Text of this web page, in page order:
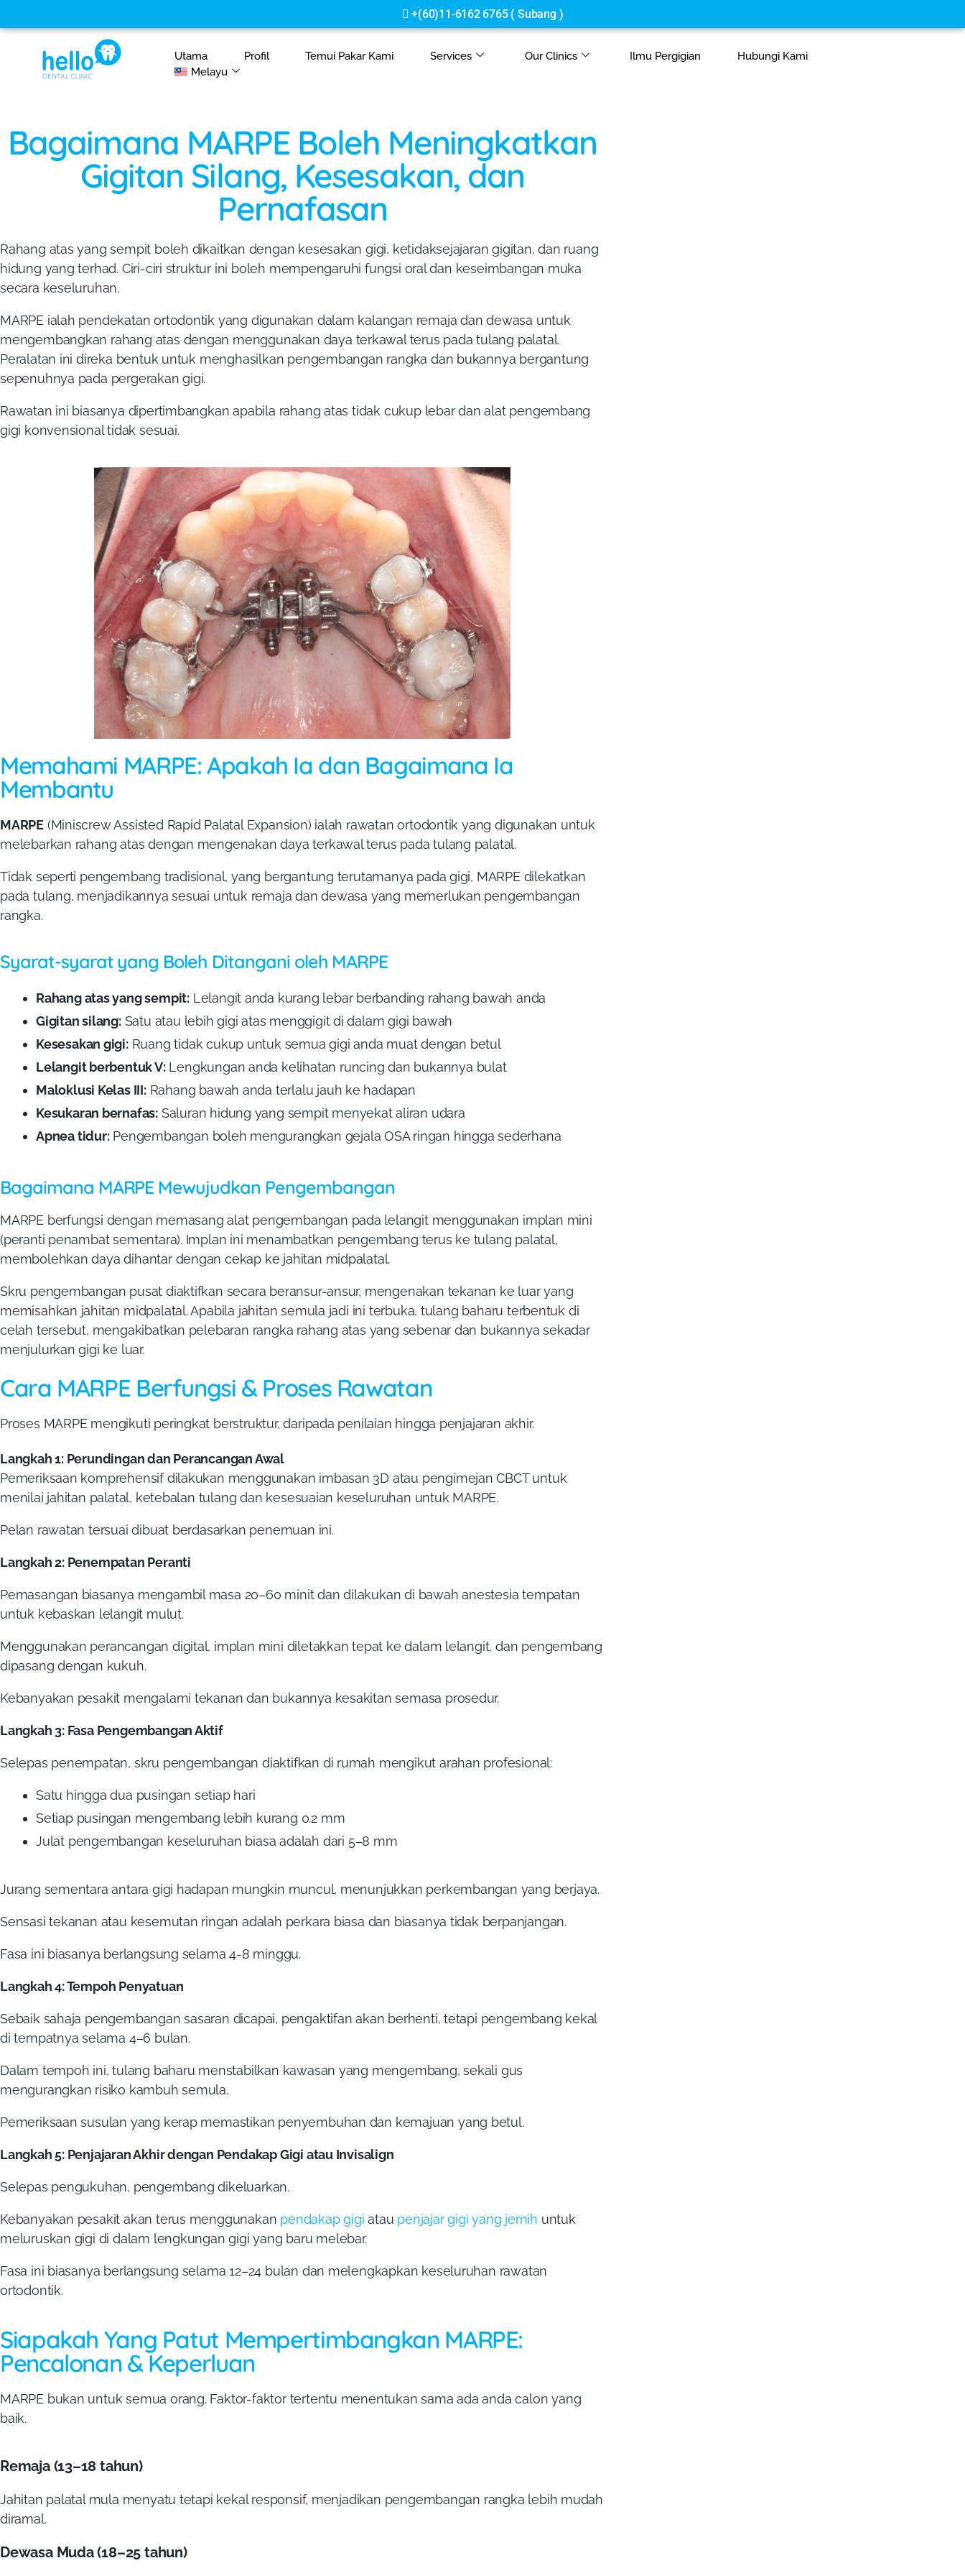
+(60)13-998 8806 ( Jalan Ipoh )
Utama Profil Temui Pakar Kami Services Our Clinics Ilmu Pergigian
Hubungi Kami
Melayu
Bagaimana MARPE Boleh Meningkatkan
Gigitan Silang, Kesesakan, dan
Pernafasan
Rahang atas yang sempit boleh dikaitkan dengan kesesakan gigi, ketidaksejajaran gigitan, dan ruang
hidung yang terhad. Ciri-ciri struktur ini boleh mempengaruhi fungsi oral dan keseimbangan muka
secara keseluruhan.
MARPE ialah pendekatan ortodontik yang digunakan dalam kalangan remaja dan dewasa untuk
mengembangkan rahang atas dengan menggunakan daya terkawal terus pada tulang palatal.
Peralatan ini direka bentuk untuk menghasilkan pengembangan rangka dan bukannya bergantung
sepenuhnya pada pergerakan gigi.
Rawatan ini biasanya dipertimbangkan apabila rahang atas tidak cukup lebar dan alat pengembang
gigi konvensional tidak sesuai.
Memahami MARPE: Apakah Ia dan Bagaimana Ia
Membantu
MARPE (Miniscrew Assisted Rapid Palatal Expansion) ialah rawatan ortodontik yang digunakan untuk
melebarkan rahang atas dengan mengenakan daya terkawal terus pada tulang palatal.
Tidak seperti pengembang tradisional, yang bergantung terutamanya pada gigi, MARPE dilekatkan
pada tulang, menjadikannya sesuai untuk remaja dan dewasa yang memerlukan pengembangan
rangka.
Syarat-syarat yang Boleh Ditangani oleh MARPE
Rahang atas yang sempit: Lelangit anda kurang lebar berbanding rahang bawah anda
Gigitan silang: Satu atau lebih gigi atas menggigit di dalam gigi bawah
Kesesakan gigi: Ruang tidak cukup untuk semua gigi anda muat dengan betul
Lelangit berbentuk V: Lengkungan anda kelihatan runcing dan bukannya bulat
Maloklusi Kelas III: Rahang bawah anda terlalu jauh ke hadapan
Kesukaran bernafas: Saluran hidung yang sempit menyekat aliran udara
Apnea tidur: Pengembangan boleh mengurangkan gejala OSA ringan hingga sederhana
Bagaimana MARPE Mewujudkan Pengembangan
MARPE berfungsi dengan memasang alat pengembangan pada lelangit menggunakan implan mini
(peranti penambat sementara). Implan ini menambatkan pengembang terus ke tulang palatal,
membolehkan daya dihantar dengan cekap ke jahitan midpalatal.
Skru pengembangan pusat diaktifkan secara beransur-ansur, mengenakan tekanan ke luar yang
memisahkan jahitan midpalatal. Apabila jahitan semula jadi ini terbuka, tulang baharu terbentuk di
celah tersebut, mengakibatkan pelebaran rangka rahang atas yang sebenar dan bukannya sekadar
menjulurkan gigi ke luar.
Cara MARPE Berfungsi & Proses Rawatan
Proses MARPE mengikuti peringkat berstruktur, daripada penilaian hingga penjajaran akhir.
Langkah 1: Perundingan dan Perancangan Awal
Pemeriksaan komprehensif dilakukan menggunakan imbasan 3D atau pengimejan CBCT untuk
menilai jahitan palatal, ketebalan tulang dan kesesuaian keseluruhan untuk MARPE.
Pelan rawatan tersuai dibuat berdasarkan penemuan ini.
Langkah 2: Penempatan Peranti
Pemasangan biasanya mengambil masa 20–60 minit dan dilakukan di bawah anestesia tempatan
untuk kebaskan lelangit mulut.
Menggunakan perancangan digital, implan mini diletakkan tepat ke dalam lelangit, dan pengembang
dipasang dengan kukuh.
Kebanyakan pesakit mengalami tekanan dan bukannya kesakitan semasa prosedur.
Langkah 3: Fasa Pengembangan Aktif
Selepas penempatan, skru pengembangan diaktifkan di rumah mengikut arahan profesional:
Satu hingga dua pusingan setiap hari
Setiap pusingan mengembang lebih kurang 0.2 mm
Julat pengembangan keseluruhan biasa adalah dari 5–8 mm
Jurang sementara antara gigi hadapan mungkin muncul, menunjukkan perkembangan yang berjaya.
Sensasi tekanan atau kesemutan ringan adalah perkara biasa dan biasanya tidak berpanjangan.
Fasa ini biasanya berlangsung selama 4-8 minggu.
Langkah 4: Tempoh Penyatuan
Sebaik sahaja pengembangan sasaran dicapai, pengaktifan akan berhenti, tetapi pengembang kekal
di tempatnya selama 4–6 bulan.
Dalam tempoh ini, tulang baharu menstabilkan kawasan yang mengembang, sekali gus
mengurangkan risiko kambuh semula.
Pemeriksaan susulan yang kerap memastikan penyembuhan dan kemajuan yang betul.
Langkah 5: Penjajaran Akhir dengan Pendakap Gigi atau Invisalign
Selepas pengukuhan, pengembang dikeluarkan.
Kebanyakan pesakit akan terus menggunakan pendakap gigi atau penjajar gigi yang jernih untuk
meluruskan gigi di dalam lengkungan gigi yang baru melebar.
Fasa ini biasanya berlangsung selama 12–24 bulan dan melengkapkan keseluruhan rawatan
ortodontik.
Siapakah Yang Patut Mempertimbangkan MARPE:
Pencalonan & Keperluan
MARPE bukan untuk semua orang. Faktor-faktor tertentu menentukan sama ada anda calon yang
baik.
Remaja (13–18 tahun)
Jahitan palatal mula menyatu tetapi kekal responsif, menjadikan pengembangan rangka lebih mudah
diramal.
Dewasa Muda (18–25 tahun)